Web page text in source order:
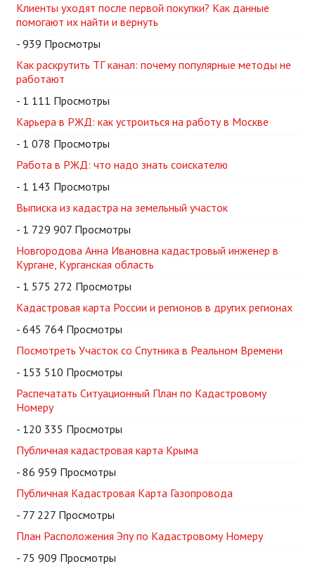
Клиенты уходят после первой покупки? Как данные
помогают их найти и вернуть
- 939 Просмотры
Как раскрутить ТГ канал: почему популярные методы не
работают
- 1 111 Просмотры
Карьера в РЖД: как устроиться на работу в Москве
- 1 078 Просмотры
Работа в РЖД: что надо знать соискателю
- 1 143 Просмотры
Выписка из кадастра на земельный участок
- 1 729 907 Просмотры
Новгородова Анна Ивановна кадастровый инженер в
Кургане, Курганская область
- 1 575 272 Просмотры
Кадастровая карта России и регионов в других регионах
- 645 764 Просмотры
Посмотреть Участок со Спутника в Реальном Времени
- 153 510 Просмотры
Распечатать Ситуационный План по Кадастровому
Номеру
- 120 335 Просмотры
Публичная кадастровая карта Крыма
- 86 959 Просмотры
Публичная Кадастровая Карта Газопровода
- 77 227 Просмотры
План Расположения Эпу по Кадастровому Номеру
- 75 909 Просмотры